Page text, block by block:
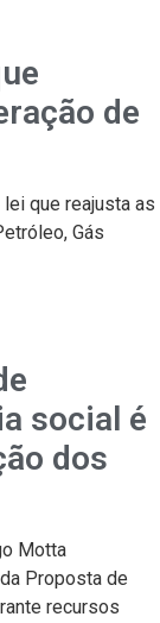
de
que reajusta as
Gás
social é
dos
Motta
Proposta de
recursos